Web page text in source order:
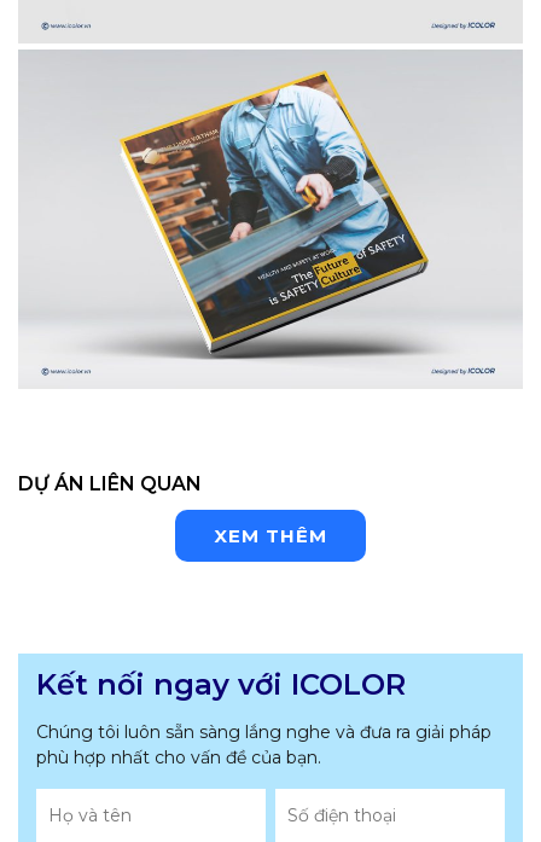
DỰ ÁN LIÊN QUAN
XEM THÊM
Kết nối ngay với ICOLOR
Chúng tôi luôn sẵn sàng lắng nghe và đưa ra giải pháp
phù hợp nhất cho vấn đề của bạn.